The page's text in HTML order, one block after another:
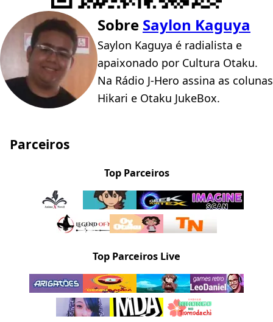
Sobre Saylon Kaguya
Saylon Kaguya é radialista e
apaixonado por Cultura Otaku.
Na Rádio J-Hero assina as colunas
Hikari e Otaku JukeBox.
Parceiros
Top Parceiros
Top Parceiros Live